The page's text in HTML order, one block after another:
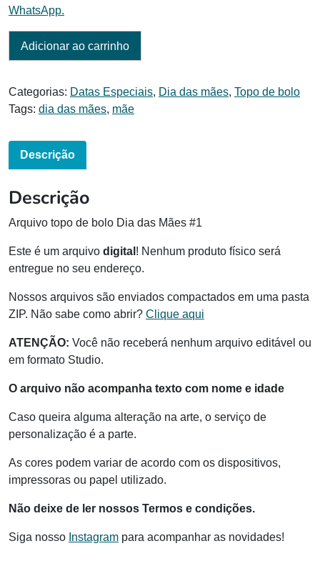
WhatsApp.
Adicionar ao carrinho
Categorias: Datas Especiais, Dia das mães, Topo de bolo
Tags: dia das mães, mãe
Descrição
Descrição
Arquivo topo de bolo Dia das Mães #1
Este é um arquivo digital ! Nenhum produto físico será
entregue no seu endereço.
Nossos arquivos são enviados compactados em uma pasta
ZIP. Não sabe como abrir? Clique aqui
ATENÇÃO: Você não receberá nenhum arquivo editável ou
em formato Studio.
O arquivo não acompanha texto com nome e idade
Caso queira alguma alteração na arte, o serviço de
personalização é a parte.
As cores podem variar de acordo com os dispositivos,
impressoras ou papel utilizado.
Não deixe de ler nossos Termos e condições.
Siga nosso Instagram para acompanhar as novidades!